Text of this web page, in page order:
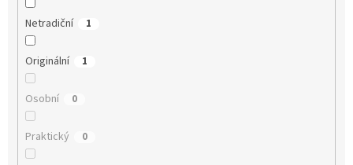
Netradiční 1
Originální 1
Osobní 0
Praktický 0